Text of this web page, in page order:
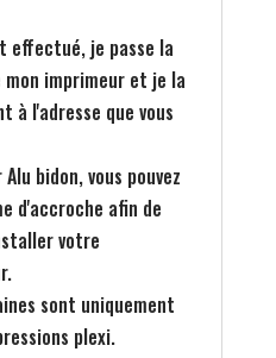
effectué, je passe la
mon imprimeur et je la
à l'adresse que vous
bidon, vous pouvez
d'accroche afin de
votre
sont uniquement
plexi.